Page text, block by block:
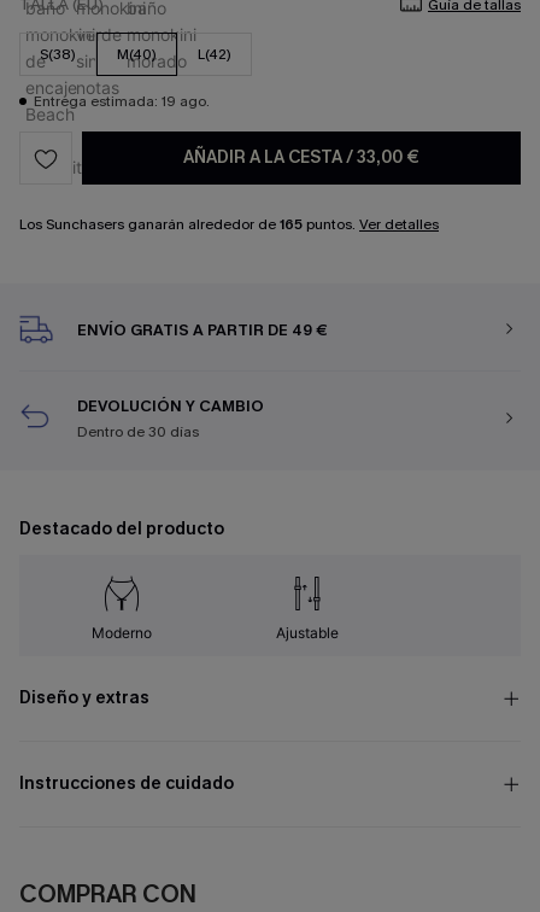
Guía de tallas
S(38) M(40) L(42)
Entrega estimada: 19 ago.
AÑADIR A LA CESTA/33,00 €
Los Sunchasers ganarán alrededor de165 puntos. Ver detalles
ENVÍO GRATIS A PARTIR DE 49 €
DEVOLUCIÓN Y CAMBIO
Dentro de 30 días
Destacado del producto
Moderno Ajustable
Diseño y extras
Instrucciones de cuidado
COMPRAR CON